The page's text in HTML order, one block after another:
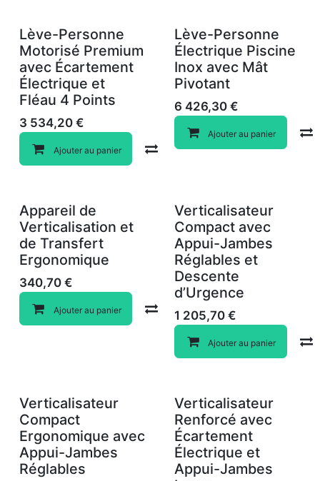
Lève-Personne
Motorisé Premium
avec Écartement
Électrique et
Fléau 4 Points
3 534,20 €
Ajouter au panier Compare
Lève-Personne
Électrique Piscine
Inox avec Mât
Pivotant
6 426,30€
Ajouter au panier
Appareil de
Verticalisation et
de Transfert
Ergonomique
340,70 €
Ajouter au panier Compare
Verticalisateur
Compact avec
Appui-Jambes
Réglables et
Descente
d’Urgence
1 205,70€
Ajouter au panier
Verticalisateur
Compact
Ergonomique avec
Appui-Jambes
Réglables
Verticalisateur
Renforcé avec
Écartement
Électrique et
Appui-Jambes